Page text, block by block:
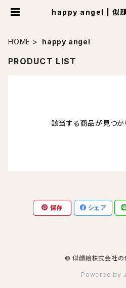
happy angel | 似顔
HOME happy angel
PRODUCT LIST
該当する商品が見つか
保存 シェア
© 似顔絵株式会社の
Powered by